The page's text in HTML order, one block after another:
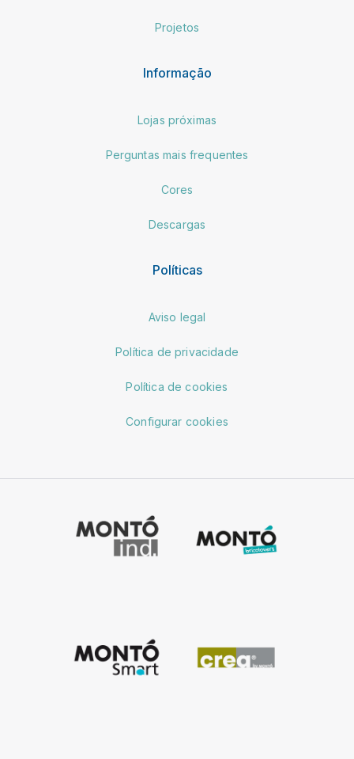
Projetos
Informação
Lojas próximas
Perguntas mais frequentes
Cores
Descargas
Políticas
Aviso legal
Política de privacidade
Política de cookies
Configurar cookies